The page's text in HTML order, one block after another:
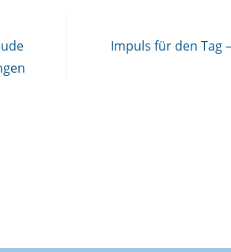
Impuls für den Tag